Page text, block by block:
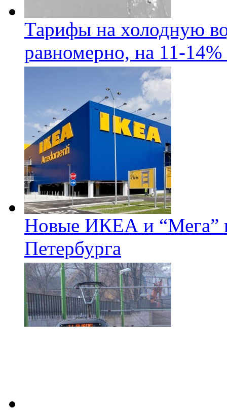
Тарифы на холодную
равномерно, на 11-14%
Новые ИКЕА и “Мега”
Петербурга